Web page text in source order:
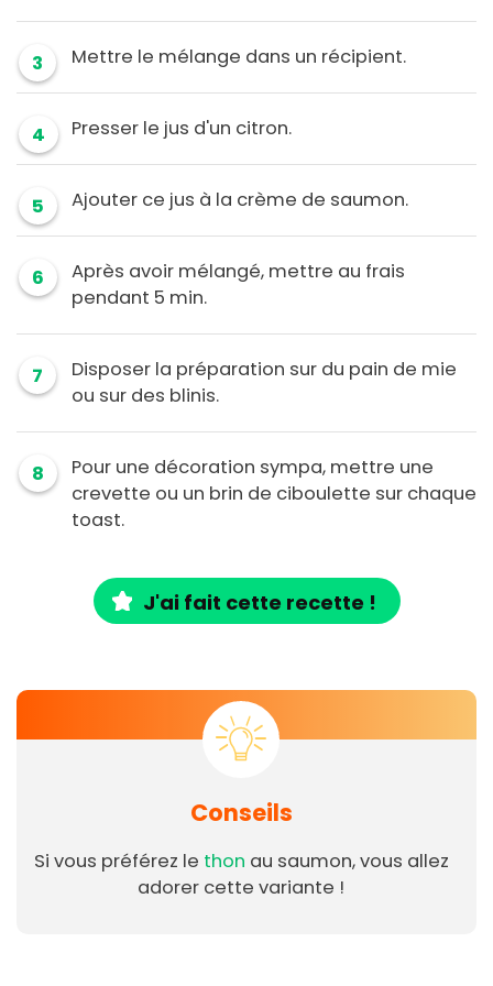
3 Mettre le mélange dans un récipient.
4 Presser le jus d'un citron.
5 Ajouter ce jus à la crème de saumon.
6
Après avoir mélangé, mettre au frais
pendant 5 min.
7
Disposer la préparation sur du pain de mie
ou sur des blinis.
8
Pour une décoration sympa, mettre une
crevette ou un brin de ciboulette sur chaque
toast.
J'ai fait cette recette !
Conseils
Si vous préférez le thon au saumon, vous allez
adorer cette variante !